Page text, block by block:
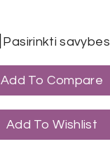
Pasirinkti savybes
Add To Compare
Add To Wishlist